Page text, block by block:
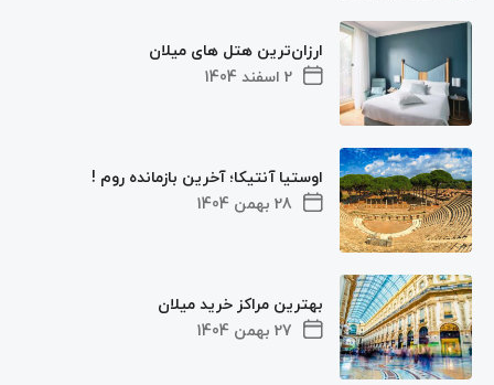
2 اسفند 1404
ارزان‌ترین هتل‌ های میلان
28 بهمن 1404
اوستیا آنتیکا؛ آخرین بازمانده روم !
27 بهمن 1404
بهترین مراکز خرید میلان